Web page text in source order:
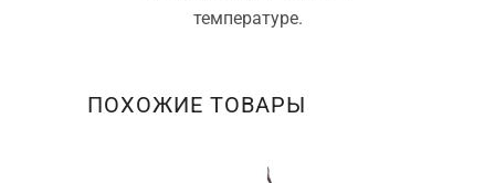
температуре.
ПОХОЖИЕ ТОВАРЫ